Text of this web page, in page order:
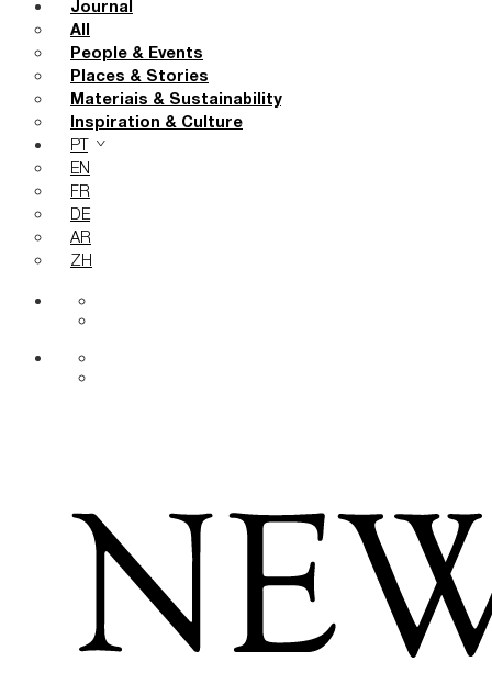
Journal
All
People & Events
Places & Stories
Materiais & Sustainability
Inspiration & Culture
PT
EN
FR
DE
AR
ZH